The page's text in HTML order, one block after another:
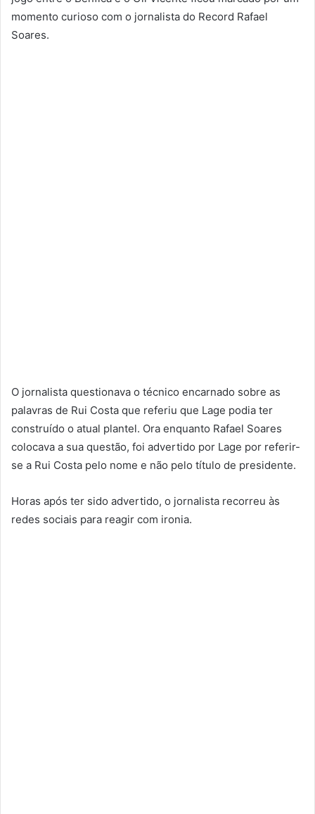
momento curioso com o jornalista do Record Rafael
Soares.
O jornalista questionava o técnico encarnado sobre as
palavras de Rui Costa que referiu que Lage podia ter
construído o atual plantel. Ora enquanto Rafael Soares
colocava a sua questão, foi advertido por Lage por referir-
se a Rui Costa pelo nome e não pelo título de presidente.
Horas após ter sido advertido, o jornalista recorreu às
redes sociais para reagir com ironia.